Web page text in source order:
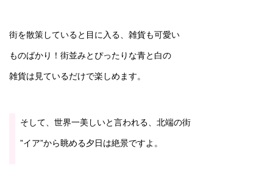
街を散策していると目に入る、雑貨も可愛い
ものばかり！街並みとぴったりな青と白の
雑貨は見ているだけで楽しめます。
そして、世界一美しいと言われる、北端の街
”イア”から眺める夕日は絶景ですよ。